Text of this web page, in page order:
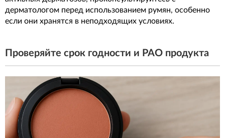
дерматологом перед использованием румян, особенно
если они хранятся в неподходящих условиях.
Проверяйте срок годности и PAO продукта